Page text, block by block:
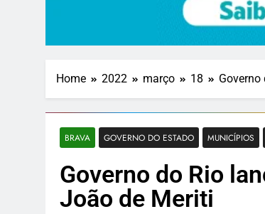
Home 2022 março 18
BRAVA GOVERNO DO ESTADO MUNICÍPIOS
Governo do Rio
João de Meriti